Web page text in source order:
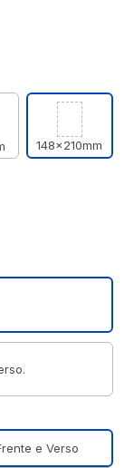
148x210mm
e Verso